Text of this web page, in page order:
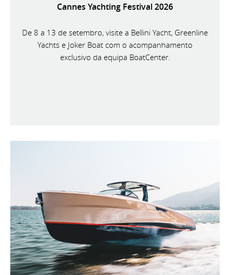
Cannes Yachting Festival 2026
De 8 a 13 de setembro, visite a Bellini Yacht, Greenline
Yachts e Joker Boat com o acompanhamento
exclusivo da equipa BoatCenter.